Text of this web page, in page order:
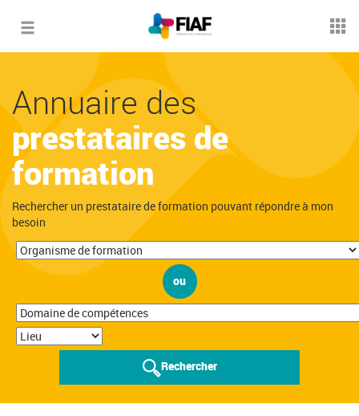
Toggle
Annuaire des
prestataires de
formation
Rechercher un prestataire de formation pouvant répondre à mon
besoin
ou
Rechercher